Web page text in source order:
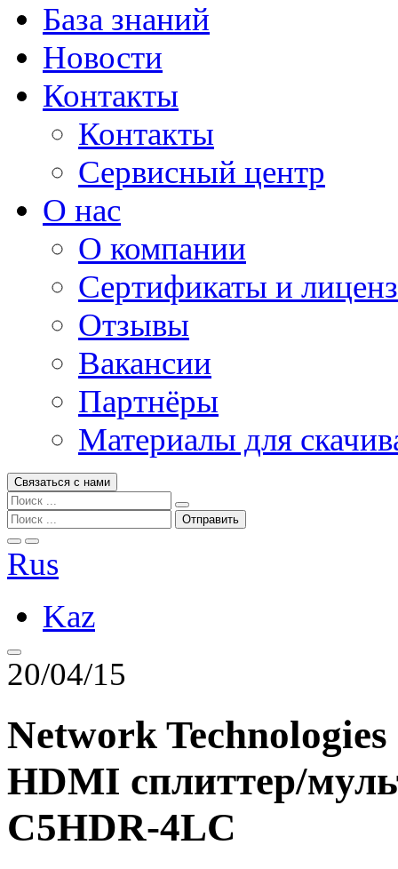
База знаний
Новости
Контакты
Контакты
Сервисный центр
О нас
О компании
Сертификаты и
Отзывы
Вакансии
Партнёры
Материалы для
Связаться с нами
Rus
Kaz
20/04/15
Network
HDMI сплиттер/
C5HDR-4LC